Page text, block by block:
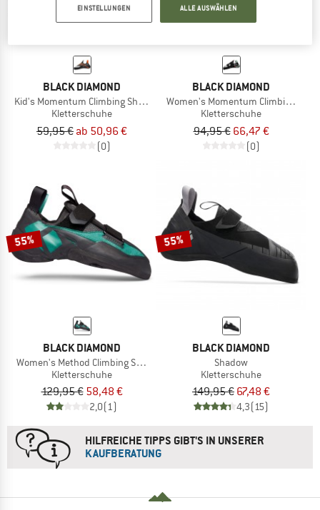
BLACK DIAMOND
Kid's Momentum Climbing Shoes
Kletterschuhe
59,95 € ab 50,96 €
(0)
BLACK DIAMOND
Women's Momentum Climbing
Kletterschuhe
94,95 € 66,47 €
(0)
55%
BLACK DIAMOND
Women's Method Climbing Shoes
Kletterschuhe
129,95 € 58,48 €
2,0(1)
55%
BLACK DIAMOND
Shadow
Kletterschuhe
149,95 € 67,48 €
4,3(15)
HILFREICHE TIPPS GIBT'S IN UNSERER
KAUFBERATUNG
EINSTELLUNGEN ALLE AUSWÄHLEN